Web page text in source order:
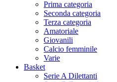
Prima categoria
Seconda categoria
Terza categoria
Amatoriale
Giovanili
Calcio femminile
Varie
Basket
Serie A Dilettanti